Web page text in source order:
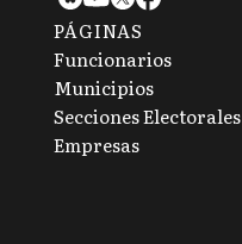
PÁGINAS
Funcionarios
Municipios
Secciones Electorales
Empresas